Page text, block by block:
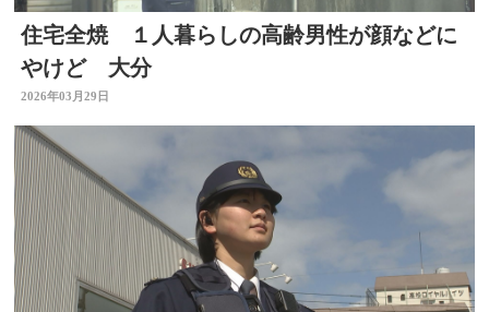
住宅全焼 １人暮らしの高齢男性が顔などに
やけど 大分
2026年03月29日